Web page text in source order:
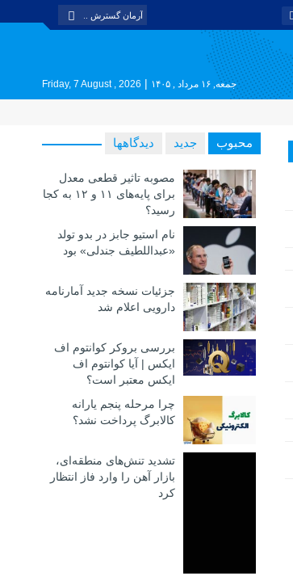
جمعه, ۱۶ مرداد , ۱۴۰۵ |
Friday, 7 August , 2026
محبوب جدید دیدگاهها
مصوبه تاثیر قطعی معدل
برای پایه‌های ۱۱ و ۱۲ به کجا
رسید؟
نام استیو جابز در بدو تولد
«عبداللطیف جندلی» بود
جزئیات نسخه جدید آمارنامه
دارویی اعلام شد
بررسی بروکر کوانتوم اف
ایکس | آیا کوانتوم اف
ایکس معتبر است؟
چرا مرحله پنجم یارانه
کالابرگ پرداخت نشد؟
تشدید تنش‌های منطقه‌ای،
بازار آهن را وارد فاز انتظار
کرد